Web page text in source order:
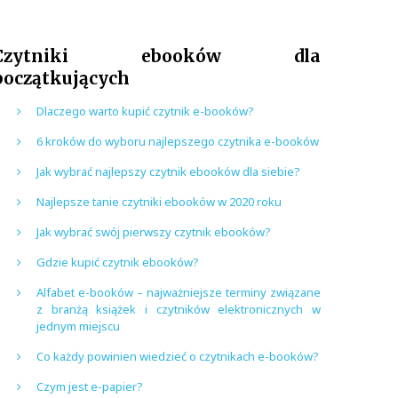
ebooków dla
Dlaczego warto kupić czytnik e-booków?
6 kroków do wyboru najlepszego czytnika e-booków
Jak wybrać najlepszy czytnik ebooków dla siebie?
Najlepsze tanie czytniki ebooków w 2020 roku
Jak wybrać swój pierwszy czytnik ebooków?
Gdzie kupić czytnik ebooków?
Alfabet e-booków – najważniejsze terminy związane
z branżą książek i czytników elektronicznych w
jednym miejscu
Co każdy powinien wiedzieć o czytnikach e-booków?
Czym jest e-papier?